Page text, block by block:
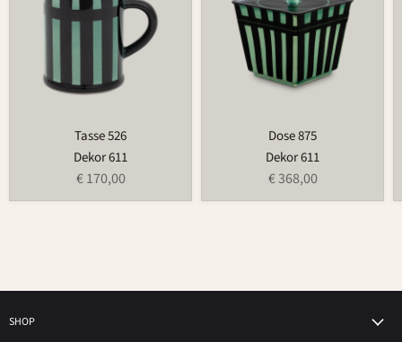
Tasse 526
Dekor 611
€ 170,00
Dose 875
Dekor 611
€ 368,00
SHOP